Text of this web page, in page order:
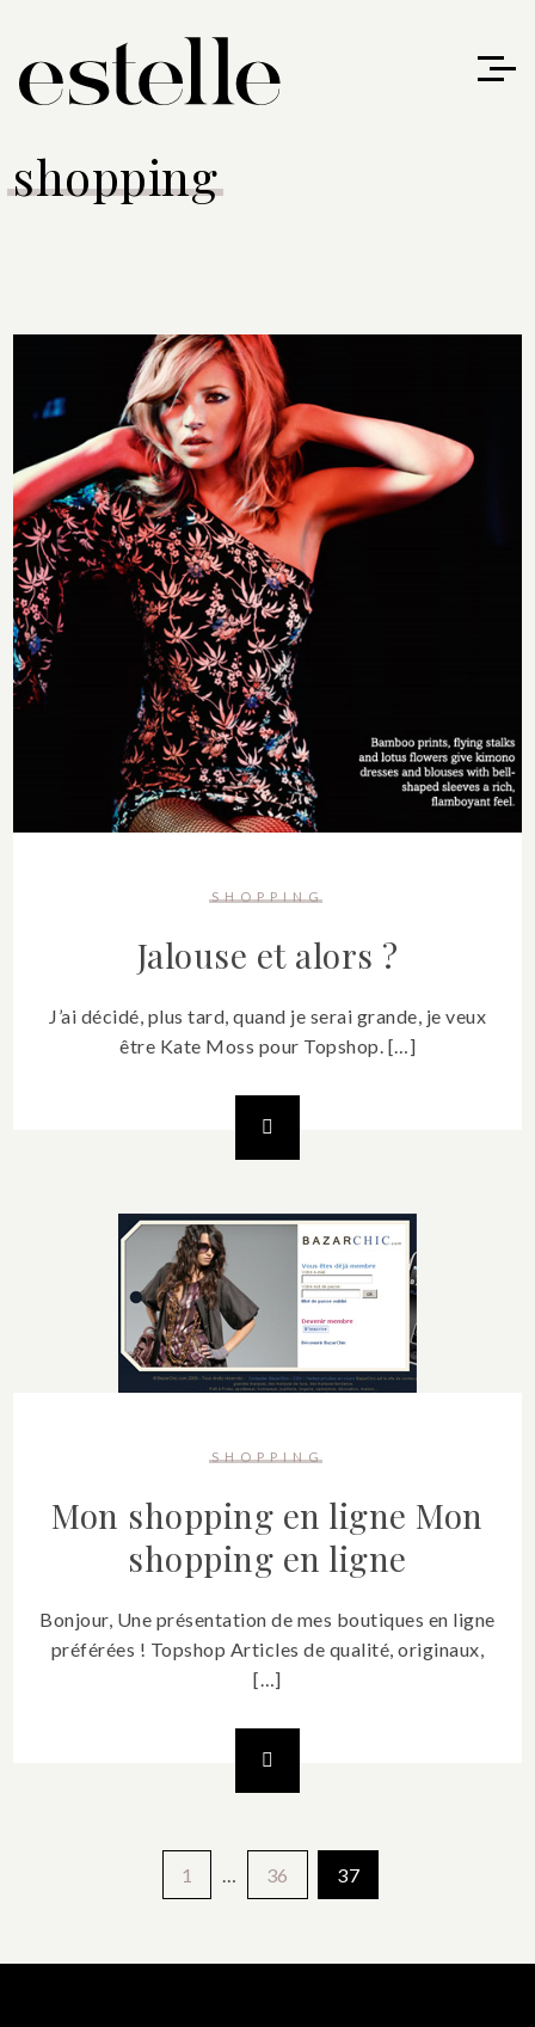
shopping
SHOPPING
Jalouse et alors ?
J’ai décidé, plus tard, quand je serai grande, je veux
être Kate Moss pour Topshop. […]
SHOPPING
Mon shopping en ligne Mon
shopping en ligne
Bonjour, Une présentation de mes boutiques en ligne
préférées ! Topshop Articles de qualité, originaux,
[…]
Pagination
publications
1 … 36 37